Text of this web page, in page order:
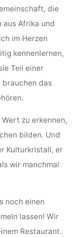
die
Afrika und
im Herzen
kennenlernen,
Teil einer
brauchen das
zu erkennen,
bilden. Und
Kulturkristall, er
wir manchmal
noch einen
lassen! Wir
Restaurant.